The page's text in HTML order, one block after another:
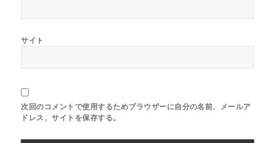
サイト
次回のコメントで使用するためブラウザーに自分の名前、メールア
ドレス、サイトを保存する。